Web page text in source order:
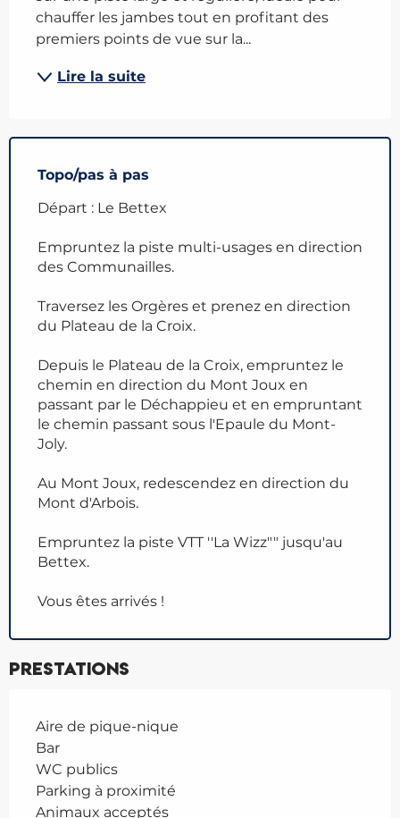
chauffer les jambes tout en profitant des
premiers points de vue sur la...
Lire la suite
Topo/pas à pas
Départ : Le Bettex
Empruntez la piste multi-usages en direction
des Communailles.
Traversez les Orgères et prenez en direction
du Plateau de la Croix.
Depuis le Plateau de la Croix, empruntez le
chemin en direction du Mont Joux en
passant par le Déchappieu et en empruntant
le chemin passant sous l'Epaule du Mont-
Joly.
Au Mont Joux, redescendez en direction du
Mont d'Arbois.
Empruntez la piste VTT ''La Wizz"" jusqu'au
Bettex.
Vous êtes arrivés !
Prestations
Aire de pique-nique
Bar
WC publics
Parking à proximité
Animaux acceptés